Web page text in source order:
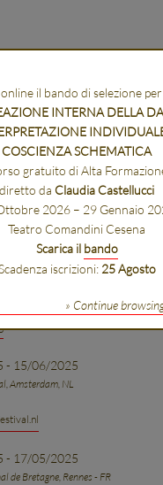
- 19/04/2026
São João, Porto - PT
- 12/04/2026
Madrid - ESP
- 16/11/2025
- 15/06/2025
Amsterdam, NL
- 17/05/2025
de Bretagne, Rennes - FR
online il bando di selezione per
INTERNA DELLA
COSCIENZA SCHEMATICA
gratuito di Alta
diretto da Claudia Castellucci
2026 – 29 Gennaio
Teatro Comandini Cesena
Scarica il bando
iscrizioni: 25 Agosto
» Continue